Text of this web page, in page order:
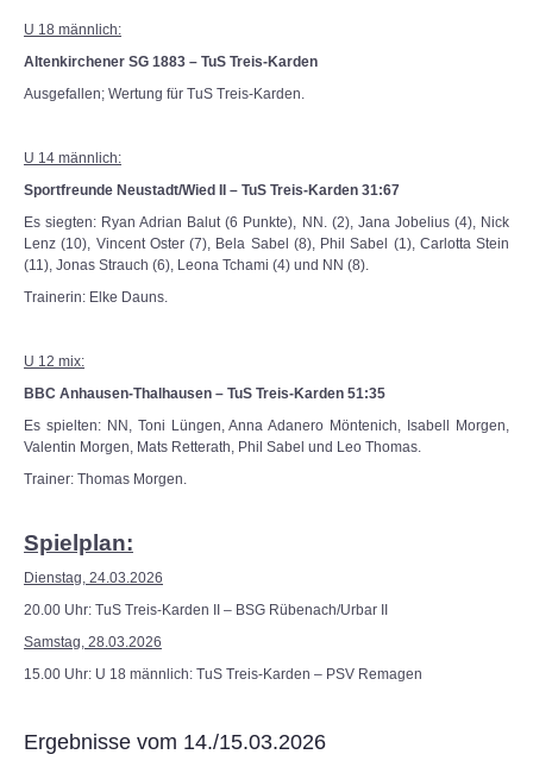
U 18 männlich:
Altenkirchener SG 1883 – TuS Treis-Karden
Ausgefallen; Wertung für TuS Treis-Karden.
U 14 männlich:
Sportfreunde Neustadt/Wied II – TuS Treis-Karden 31:67
Es siegten: Ryan Adrian Balut (6 Punkte), NN. (2), Jana Jobelius (4), Nick
Lenz (10), Vincent Oster (7), Bela Sabel (8), Phil Sabel (1), Carlotta Stein
(11), Jonas Strauch (6), Leona Tchami (4) und NN (8).
Trainerin: Elke Dauns.
U 12 mix:
BBC Anhausen-Thalhausen – TuS Treis-Karden 51:35
Es spielten: NN, Toni Lüngen, Anna Adanero Möntenich, Isabell Morgen,
Valentin Morgen, Mats Retterath, Phil Sabel und Leo Thomas.
Trainer: Thomas Morgen.
Spielplan:
Dienstag, 24.03.2026
20.00 Uhr: TuS Treis-Karden II – BSG Rübenach/Urbar II
Samstag, 28.03.2026
15.00 Uhr: U 18 männlich: TuS Treis-Karden – PSV Remagen
Ergebnisse vom 14./15.03.2026